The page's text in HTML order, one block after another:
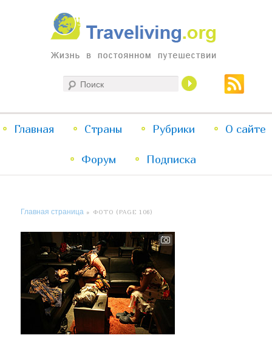
Traveliving
Жизнь в постоянном путешествии
меню
Перейти
к
Перейти
к
Главная Страны Рубрики О сайте
Форум Подписка
Главная страница » ФОТО (PAGE 106)